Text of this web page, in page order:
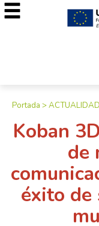
Portada >ACTUALIDAD
Koban
de
éxito de